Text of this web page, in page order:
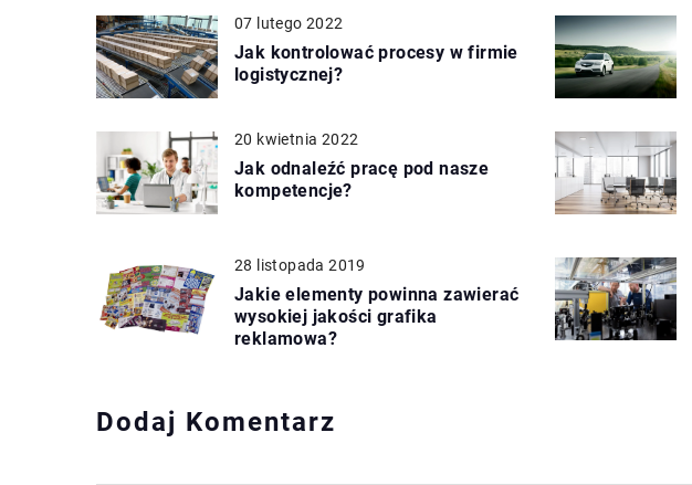
07 lutego 2022
Jak kontrolować procesy w firmie
logistycznej?
20 kwietnia 2022
Jak odnaleźć pracę pod nasze
kompetencje?
28 listopada 2019
Jakie elementy powinna zawierać
wysokiej jakości grafika
reklamowa?
Dodaj Komentarz